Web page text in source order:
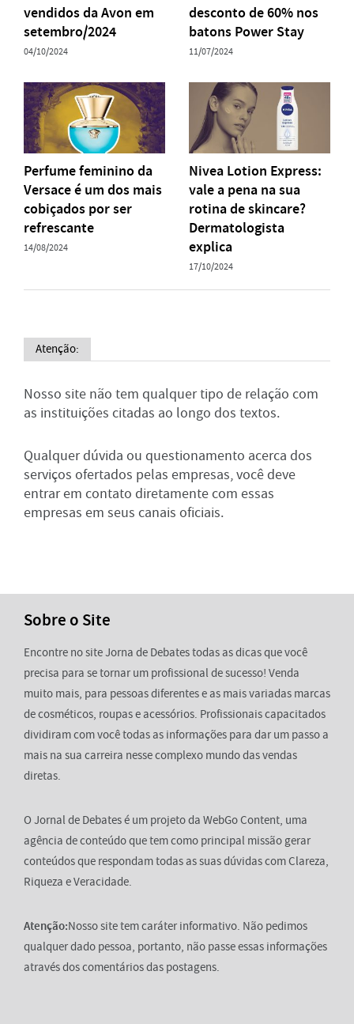
vendidos da Avon em
setembro/2024
04/10/2024
desconto de 60% nos
batons Power Stay
11/07/2024
Perfume feminino da
Versace é um dos mais
cobiçados por ser
refrescante
14/08/2024
Nivea Lotion Express:
vale a pena na sua
rotina de skincare?
Dermatologista
explica
17/10/2024
Atenção:
Nosso site não tem qualquer tipo de relação com
as instituições citadas ao longo dos textos.
Qualquer dúvida ou questionamento acerca dos
serviços ofertados pelas empresas, você deve
entrar em contato diretamente com essas
empresas em seus canais oficiais.
Sobre o Site
Encontre no site Jorna de Debates todas as dicas que você
precisa para se tornar um profissional de sucesso! Venda
muito mais, para pessoas diferentes e as mais variadas marcas
de cosméticos, roupas e acessórios. Profissionais capacitados
dividiram com você todas as informações para dar um passo a
mais na sua carreira nesse complexo mundo das vendas
diretas.
O Jornal de Debates é um projeto da WebGo Content, uma
agência de conteúdo que tem como principal missão gerar
conteúdos que respondam todas as suas dúvidas com Clareza,
Riqueza e Veracidade.
Atenção:Nosso site tem caráter informativo. Não pedimos
qualquer dado pessoa, portanto, não passe essas informações
através dos comentários das postagens.